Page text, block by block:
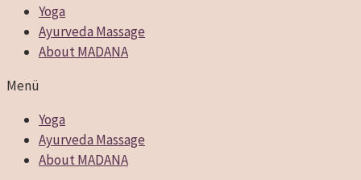
Yoga
Ayurveda Massage
About MADANA
Menü
Yoga
Ayurveda Massage
About MADANA